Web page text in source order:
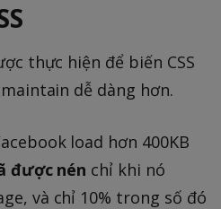
thực hiện để biến CSS
dễ dàng hơn.
load hơn 400KB
được nén chỉ khi nó
và chỉ 10% trong số đó